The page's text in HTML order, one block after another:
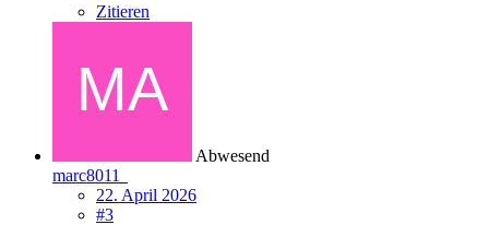
Zitieren
Abwesend
marc8011
22. April 2026
#3